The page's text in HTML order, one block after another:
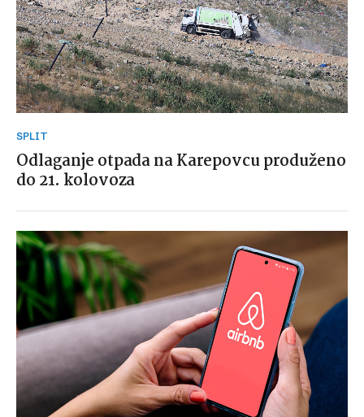
SPLIT
Odlaganje otpada na Karepovcu produženo
do 21. kolovoza